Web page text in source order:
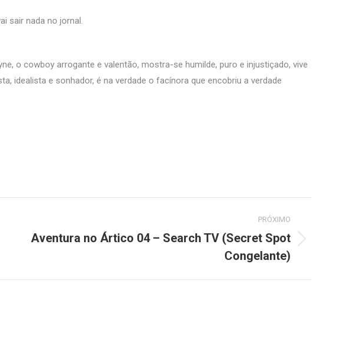
sair nada no jornal.
o cowboy arrogante e valentão, mostra-se humilde, puro e injustiçado, vive
idealista e sonhador, é na verdade o facínora que encobriu a verdade
PRÓXIMO
Aventura no Ártico 04 – Search TV (Secret Spot
Congelante)